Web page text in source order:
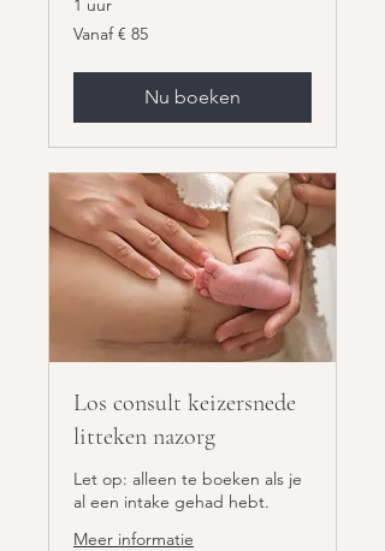
1 uur
Vanaf
85
Vanaf € 85
Nu boeken
Los consult keizersnede
litteken nazorg
Let op: alleen te boeken als je
al een intake gehad hebt.
Meer informatie